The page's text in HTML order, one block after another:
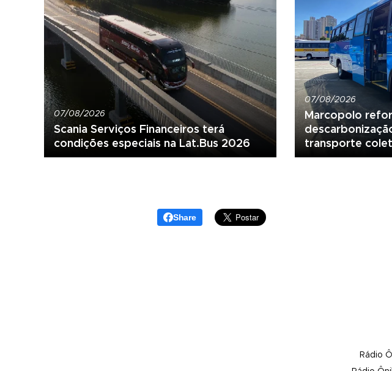
07/08/2026
Scania Serviços Financeiros terá
condições especiais na Lat.Bus 2026
07/08/2026
Marcopolo
transporte
Share
Rádio